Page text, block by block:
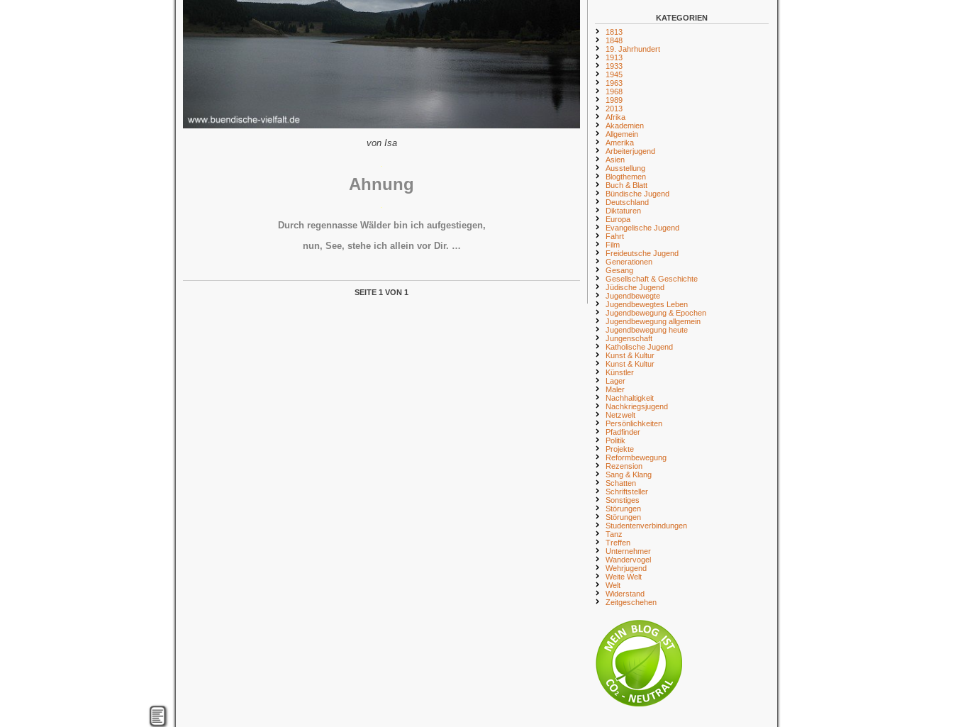
von Isa
Ahnung
Durch regennasse Wälder bin ich aufgestiegen,
nun, See, stehe ich allein vor Dir. …
SEITE 1 VON 1
KATEGORIEN
1813
1848
19. Jahrhundert
1913
1933
1945
1963
1968
1989
2013
Afrika
Akademien
Allgemein
Amerika
Arbeiterjugend
Asien
Ausstellung
Blogthemen
Buch & Blatt
Bündische Jugend
Deutschland
Diktaturen
Europa
Evangelische Jugend
Fahrt
Film
Freideutsche Jugend
Generationen
Gesang
Gesellschaft & Geschichte
Jüdische Jugend
Jugendbewegte
Jugendbewegtes Leben
Jugendbewegung & Epochen
Jugendbewegung allgemein
Jugendbewegung heute
Jungenschaft
Katholische Jugend
Kunst & Kultur
Kunst & Kultur
Künstler
Lager
Maler
Nachhaltigkeit
Nachkriegsjugend
Netzwelt
Persönlichkeiten
Pfadfinder
Politik
Projekte
Reformbewegung
Rezension
Sang & Klang
Schatten
Schriftsteller
Sonstiges
Störungen
Störungen
Studentenverbindungen
Tanz
Treffen
Unternehmer
Wandervogel
Wehrjugend
Weite Welt
Welt
Widerstand
Zeitgeschehen